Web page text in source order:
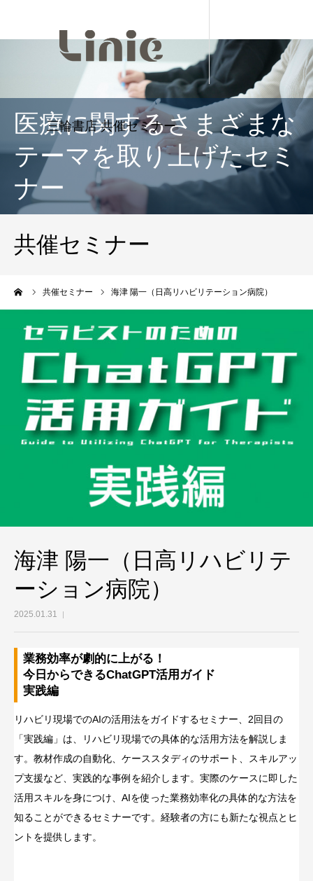
医療に関するさまざまな
テーマを取り上げたセミ
ナー
共催セミナー
共催セミナー 海津 陽一（日高リハビリテーション病院）
海津 陽一（日高リハビリテ
ーション病院）
2025.01.31
業務効率が劇的に上がる！
今日からできるChatGPT活用ガイド
実践編
リハビリ現場でのAIの活用法をガイドするセミナー、2回目の
「実践編」は、リハビリ現場での具体的な活用方法を解説しま
す。教材作成の自動化、ケーススタディのサポート、スキルアッ
プ支援など、実践的な事例を紹介します。実際のケースに即した
活用スキルを身につけ、AIを使った業務効率化の具体的な方法を
知ることができるセミナーです。経験者の方にも新たな視点とヒ
ントを提供します。